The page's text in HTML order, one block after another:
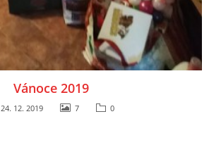
Vánoce 2019
24. 12. 2019 7 0